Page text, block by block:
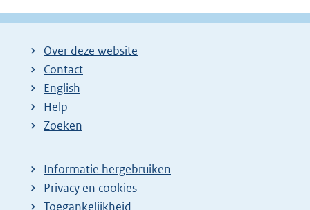
Over deze website
Contact
English
Help
Zoeken
Informatie hergebruiken
Privacy en cookies
Toegankelijkheid